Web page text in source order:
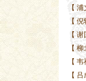
【 浦
【 倪
【 谢
【 柳
【 韦
【 吕